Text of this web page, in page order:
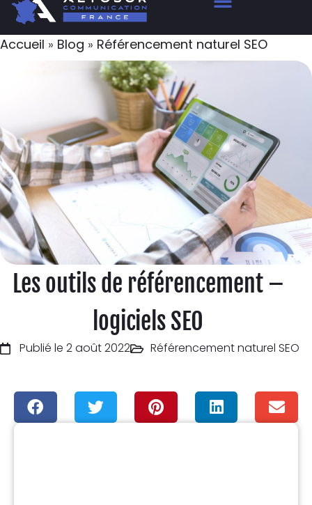
Accueil » Blog » Référencement naturel SEO
Les outils de référencement –
logiciels SEO
Publié le 2 août 2022 Référencement naturel SEO